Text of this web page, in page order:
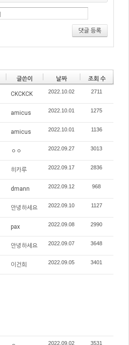
댓글 등록
글쓴이 날짜 조회 수
CKCKCK 2022.10.02 2711
amicus 2022.10.01 1275
amicus 2022.10.01 1136
ㅇㅇ 2022.09.27 3013
히카루 2022.09.17 2836
dmann 2022.09.12 968
안녕하세요 2022.09.10 1127
pax 2022.09.08 2990
안녕하세요 2022.09.07 3648
이건희 2022.09.05 3401
2022.09.02 3531